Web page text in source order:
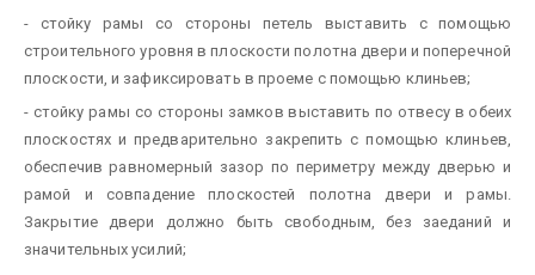
- стойку рамы со стороны петель выставить с помощью
строительного уровня в плоскости полотна двери и поперечной
плоскости, и зафиксировать в проеме с помощью клиньев;
- стойку рамы со стороны замков выставить по отвесу в обеих
плоскостях и предварительно закрепить с помощью клиньев,
обеспечив равномерный зазор по периметру между дверью и
рамой и совпадение плоскостей полотна двери и рамы.
Закрытие двери должно быть свободным, без заеданий и
значительных усилий;